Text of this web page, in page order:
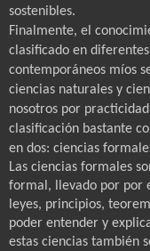
sostenibles.
Finalmente, el
clasificado en
contemporáneos míos
ciencias naturales y
nosotros por
clasificación bastante
en dos: ciencias
Las ciencias formales
formal, llevado por por
leyes, principios,
poder entender y
estas ciencias también